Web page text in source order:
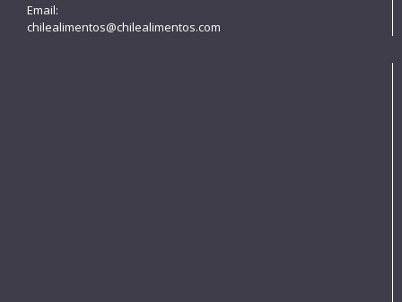
Email:
chilealimentos@chilealimentos.com